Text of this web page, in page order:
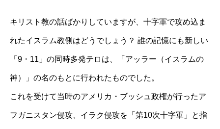
キリスト教の話ばかりしていますが、十字軍で攻め込ま
れたイスラム教側はどうでしょう？ 誰の記憶にも新しい
「9・11」の同時多発テロは、「アッラー（イスラムの
神）」の名のもとに行われたものでした。
これを受けて当時のアメリカ・ブッシュ政権が行ったア
フガニスタン侵攻、イラク侵攻を「第10次十字軍」と指